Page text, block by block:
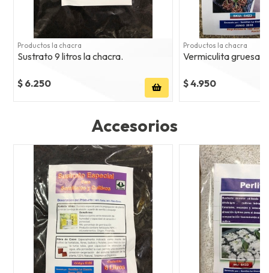
Productos la chacra
Sustrato 9 litros la chacra.
$ 6.250
Productos la chacra
Vermiculita gruesa .
$ 4.950
Accesorios